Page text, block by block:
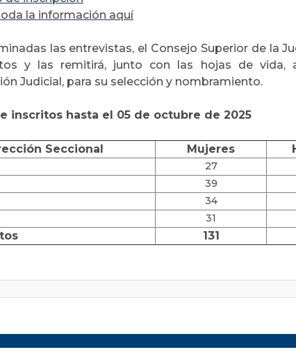
la información aquí
las entrevistas, el Consejo Superior de la
y las remitirá, junto con las hojas de vida,
Judicial, para su selección y nombramiento.
inscritos hasta el 05 de octubre de 2025
Seccional Mujeres
27
39
34
31
131